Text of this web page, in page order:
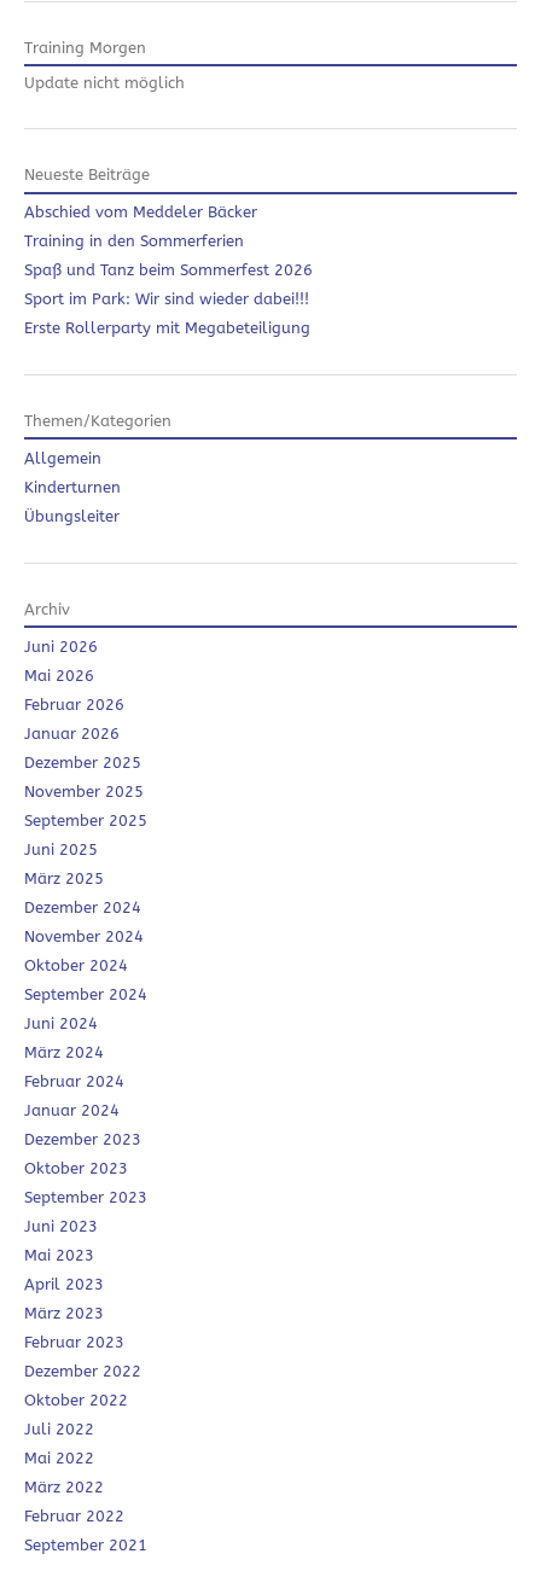
Training Morgen
Update nicht möglich
Neueste Beiträge
Abschied vom Meddeler Bäcker
Training in den Sommerferien
Spaß und Tanz beim Sommerfest 2026
Sport im Park: Wir sind wieder dabei!!!
Erste Rollerparty mit Megabeteiligung
Themen/Kategorien
Allgemein
Kinderturnen
Übungsleiter
Archiv
Juni 2026
Mai 2026
Februar 2026
Januar 2026
Dezember 2025
November 2025
September 2025
Juni 2025
März 2025
Dezember 2024
November 2024
Oktober 2024
September 2024
Juni 2024
März 2024
Februar 2024
Januar 2024
Dezember 2023
Oktober 2023
September 2023
Juni 2023
Mai 2023
April 2023
März 2023
Februar 2023
Dezember 2022
Oktober 2022
Juli 2022
Mai 2022
März 2022
Februar 2022
September 2021